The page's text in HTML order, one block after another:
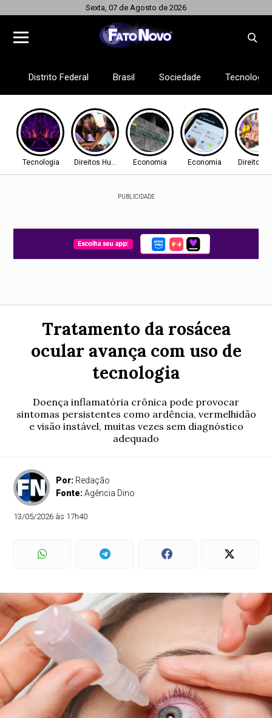
Sexta, 07 de Agosto de 2026
Distrito Federal Brasil Sociedade Tecnologia
Tecnologia Direitos HumanosEconomia Economia Direitos
PUBLICIDADE
Tratamento da rosácea
ocular avança com uso de
tecnologia
Doença inflamatória crônica pode provocar
sintomas persistentes como ardência, vermelhidão
e visão instável, muitas vezes sem diagnóstico
adequado
Por: Redação
Fonte:Agência Dino
13/05/2026 às 17h40